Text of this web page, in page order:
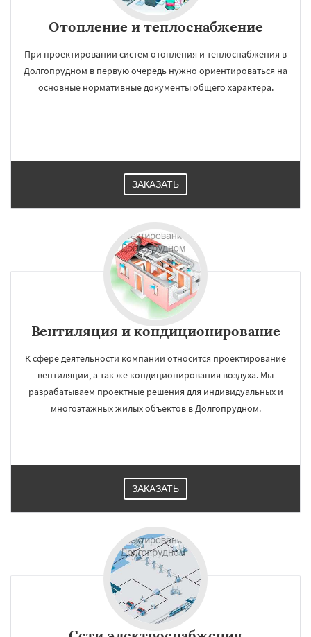
Отопление и теплоснабжение
При проектировании систем отопления и теплоснабжения в
Долгопрудном в первую очередь нужно ориентироваться на
основные нормативные документы общего характера.
ЗАКАЗАТЬ
Вентиляция и кондиционирование
К сфере деятельности компании относится проектирование
вентиляции, а так же кондиционирования воздуха. Мы
разрабатываем проектные решения для индивидуальных и
многоэтажных жилых объектов в Долгопрудном.
ЗАКАЗАТЬ